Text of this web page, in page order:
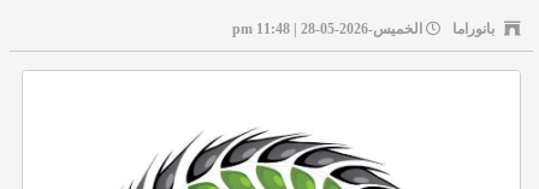
بانوراما الخميس-2026-05-28 | 11:48 pm